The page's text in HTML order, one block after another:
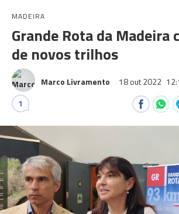
MADEIRA
Grande Rota da Madeira
de novos trilhos
Marco Livramento 18 out 2022
1